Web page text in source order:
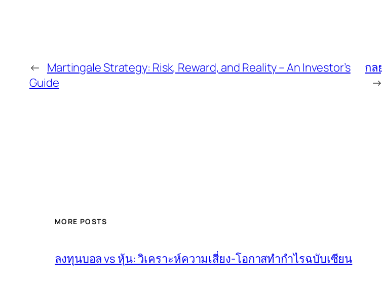
← Martingale Strategy: Risk, Reward, and Reality – An Investor’s
Guide
กล
→
MORE POSTS
ลงทุนบอล vs หุ้น: วิเคราะห์ความเสี่ยง-โอกาสทำกำไรฉบับเซียน